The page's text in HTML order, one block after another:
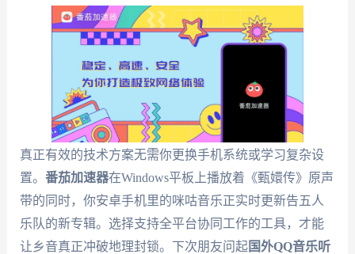
真正有效的技术方案无需你更换手机系统或学习复杂设
置。 番茄加速器在Windows平板上播放着《甄嬛传》原声
带的同时，你安卓手机里的咪咕音乐正实时更新告五人
乐队的新专辑。选择支持全平台协同工作的工具，才能
让乡音真正冲破地理封锁。下次朋友问起国外QQ音乐听